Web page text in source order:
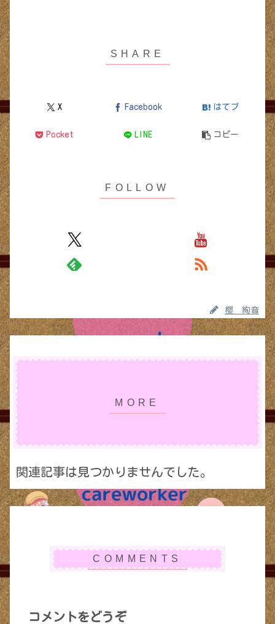
X Facebook はてブ
Pocket LINE コピー
櫻 絢音
関連記事は見つかりませんでした。
コメントをどうぞ